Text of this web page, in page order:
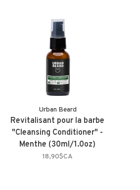
Urban Beard
Revitalisant pour la barbe
"Cleansing Conditioner" -
Menthe (30ml/1.0oz)
18,90$CA